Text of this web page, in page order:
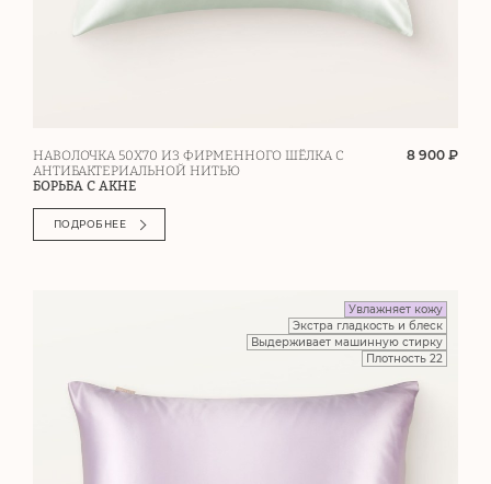
НАВОЛОЧКА 50Х70 ИЗ ФИРМЕННОГО ШЁЛКА С
АНТИБАКТЕРИАЛЬНОЙ НИТЬЮ
БОРЬБА С АКНЕ
8 900 ₽
ПОДРОБНЕЕ
Увлажняет кожу
Экстра гладкость и блеск
Выдерживает машинную стирку
Плотность 22